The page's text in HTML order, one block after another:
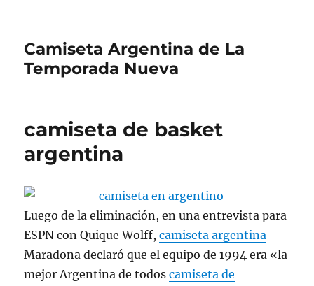
Camiseta Argentina de La
Temporada Nueva
camiseta de basket
argentina
Luego de la eliminación, en una entrevista para
ESPN con Quique Wolff,camiseta argentina
Maradona declaró que el equipo de 1994 era «la
mejor Argentina de todoscamiseta de